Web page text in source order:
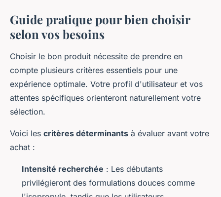
Guide pratique pour bien choisir
selon vos besoins
Choisir le bon produit nécessite de prendre en
compte plusieurs critères essentiels pour une
expérience optimale. Votre profil d'utilisateur et vos
attentes spécifiques orienteront naturellement votre
sélection.
Voici les critères déterminants à évaluer avant votre
achat :
Intensité recherchée : Les débutants
privilégieront des formulations douces comme